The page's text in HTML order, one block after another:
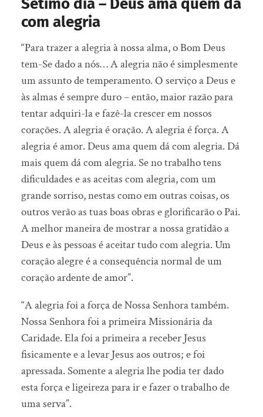
com alegria
“Para trazer a alegria à nossa alma, o Bom Deus
tem-Se dado a nós… A alegria não é simplesmente
um assunto de temperamento. O serviço a Deus e
às almas é sempre duro – então, maior razão para
tentar adquiri-la e fazê-la crescer em nossos
corações. A alegria é oração. A alegria é força. A
alegria é amor. Deus ama quem dá com alegria. Dá
mais quem dá com alegria. Se no trabalho tens
dificuldades e as aceitas com alegria, com um
grande sorriso, nestas como em outras coisas, os
outros verão as tuas boas obras e glorificarão o Pai.
A melhor maneira de mostrar a nossa gratidão a
Deus e às pessoas é aceitar tudo com alegria. Um
coração alegre é a consequência normal de um
coração ardente de amor”.
“A alegria foi a força de Nossa Senhora também.
Nossa Senhora foi a primeira Missionária da
Caridade. Ela foi a primeira a receber Jesus
fisicamente e a levar Jesus aos outros; e foi
apressada. Somente a alegria lhe podia ter dado
esta força e ligeireza para ir e fazer o trabalho de
uma serva”.